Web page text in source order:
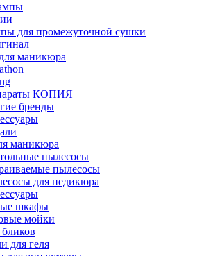
для промежуточной сушки
маникюра
КОПИЯ
бренды
маникюра
пылесосы
пылесосы
для педикюра
шкафы
мойки
для геля